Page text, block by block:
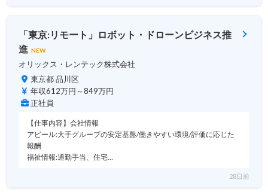
「東京:リモート」ロボット・ドローンビジネス推
進 NEW
オリックス・レンテック株式会社
東京都 品川区
年収612万円～849万円
正社員
【仕事内容】会社情報
アピール:大手グループの安定基盤/働きやすい環境/評価に応じた
報酬
福祉情報:通勤手当、住宅…
28日前